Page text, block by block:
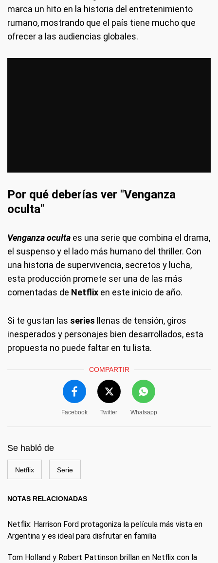
marca un hito en la historia del entretenimiento
rumano, mostrando que el país tiene mucho que
ofrecer a las audiencias globales.
Por qué deberías ver "Venganza
oculta"
Venganza oculta es una serie que combina el drama,
el suspenso y el lado más humano del thriller. Con
una historia de supervivencia, secretos y lucha,
esta producción promete ser una de las más
comentadas de Netflix en este inicio de año.
Si te gustan las series llenas de tensión, giros
inesperados y personajes bien desarrollados, esta
propuesta no puede faltar en tu lista.
COMPARTIR
Facebook Twitter Whatsapp
Se habló de
Netflix Serie
NOTAS RELACIONADAS
Netflix: Harrison Ford protagoniza la película más vista en
Argentina y es ideal para disfrutar en familia
Tom Holland y Robert Pattinson brillan en Netflix con la